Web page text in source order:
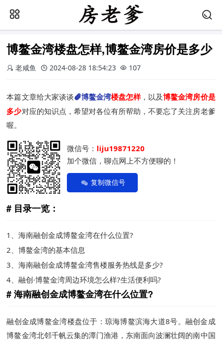
博鳌金湾楼盘怎样,博鳌金湾房价是多少
老咸鱼 2024-08-28 18:54:23 107
本篇文章给大家谈谈 博鳌金湾楼盘怎样，以及博鳌金湾房价是
多少对应的知识点，希望对各位有所帮助，不要忘了关注房老爹
喔。
微信号： liju19871220
加个微信，聊点网上不方便聊的！
复制微信号
目录一览：
1、海南融创金成博鳌金湾在什么位置?
2、博鳌金湾的基本信息
3、海南融创金成博鳌金湾售楼服务热线是多少?
4、融创·博鳌金湾周边环境怎么样?生活便利吗?
海南融创金成博鳌金湾在什么位置?
融创金成博鳌金湾楼盘位于：琼海博鳌滨海大道8号。融创金成
博鳌金湾北邻千帆云集的潭门渔港，东南面向波澜壮阔的南中国